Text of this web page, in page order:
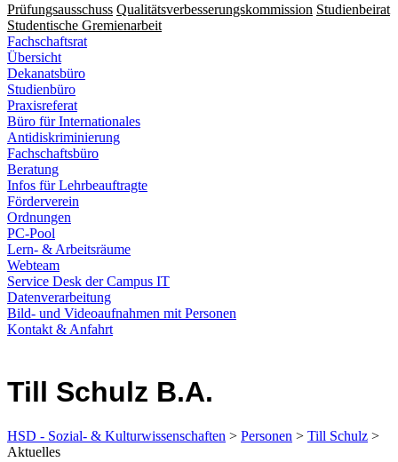
Prüfungsausschuss Qualitätsverbesserungskommission Studienbeirat
Studentische Gremienarbeit
Fachschaftsrat
Übersicht
Dekanatsbüro
Studienbüro
Praxisreferat
Büro für Internationales
Antidiskriminierung
Fachschaftsbüro
Beratung
Infos für Lehrbeauftragte
Förderverein
Ordnungen
PC-Pool
Lern- & Arbeitsräume
Webteam
Service Desk der Campus IT
Datenverarbeitung
Bild- und Videoaufnahmen mit Personen
Kontakt & Anfahrt
Till Schulz B.A.
HSD - Sozial- & Kulturwissenschaften > Personen > Till Schulz >
Aktuelles